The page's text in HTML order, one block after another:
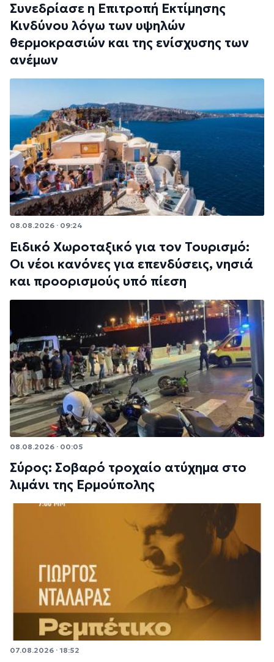
Συνεδρίασε η Επιτροπή Εκτίμησης
Κινδύνου λόγω των υψηλών
θερμοκρασιών και της ενίσχυσης των
ανέμων
08.08.2026 · 09:24
Ειδικό Χωροταξικό για τον Τουρισμό:
Οι νέοι κανόνες για επενδύσεις, νησιά
και προορισμούς υπό πίεση
08.08.2026 · 00:05
Σύρος: Σοβαρό τροχαίο ατύχημα στο
λιμάνι της Ερμούπολης
07.08.2026 · 18:52